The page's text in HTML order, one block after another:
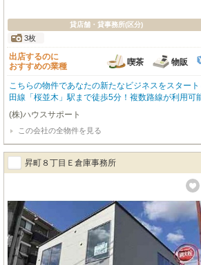
貸店舗・貸事務所(区分)
3枚
出店するのに
おすすめの業種
喫茶 物販
こちらの物件であなたの新たなビジネスをスター
田線「桜並木」駅まで徒歩5分！複数路線が利用可
スに便利な立地です。幹線道路沿いに位置しており
す。2024年3月築の未使用物件で、広々とした
に対応可能です。敷金ゼロで初期費用を抑えられる
フェ（軽飲食はご相談ください）、小売・物販、
におすすめです。周辺にはコンビニ、ドラッグスト
が揃い、ビジネスをサポートする環境が整っていま
ください。お問い合わせをお待ちしております！
(株)ハウスサポート
この会社の全物件を見る
昇町８丁目Ｅ倉庫事務所